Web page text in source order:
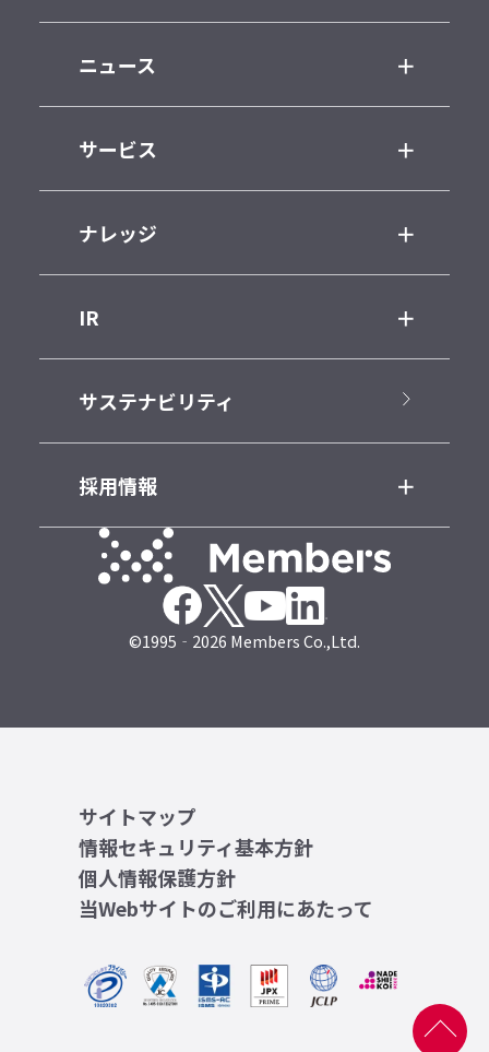
ニュース
サービス
ナレッジ
IR
サステナビリティ
採用情報
©1995‐2026 Members Co.,Ltd.
サイトマップ
情報セキュリティ基本方針
個人情報保護方針
当Webサイトのご利用にあたって